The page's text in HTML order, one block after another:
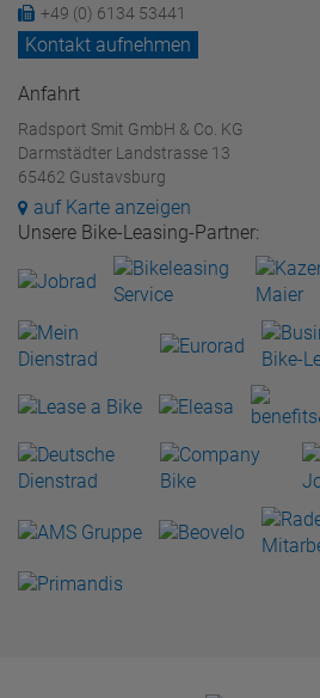
+49 (0) 6134 53441
Kontakt aufnehmen
Anfahrt
Radsport Smit GmbH & Co. KG
Darmstädter Landstrasse 13
65462 Gustavsburg
auf Karte anzeigen
Unsere Bike-Leasing-Partner: